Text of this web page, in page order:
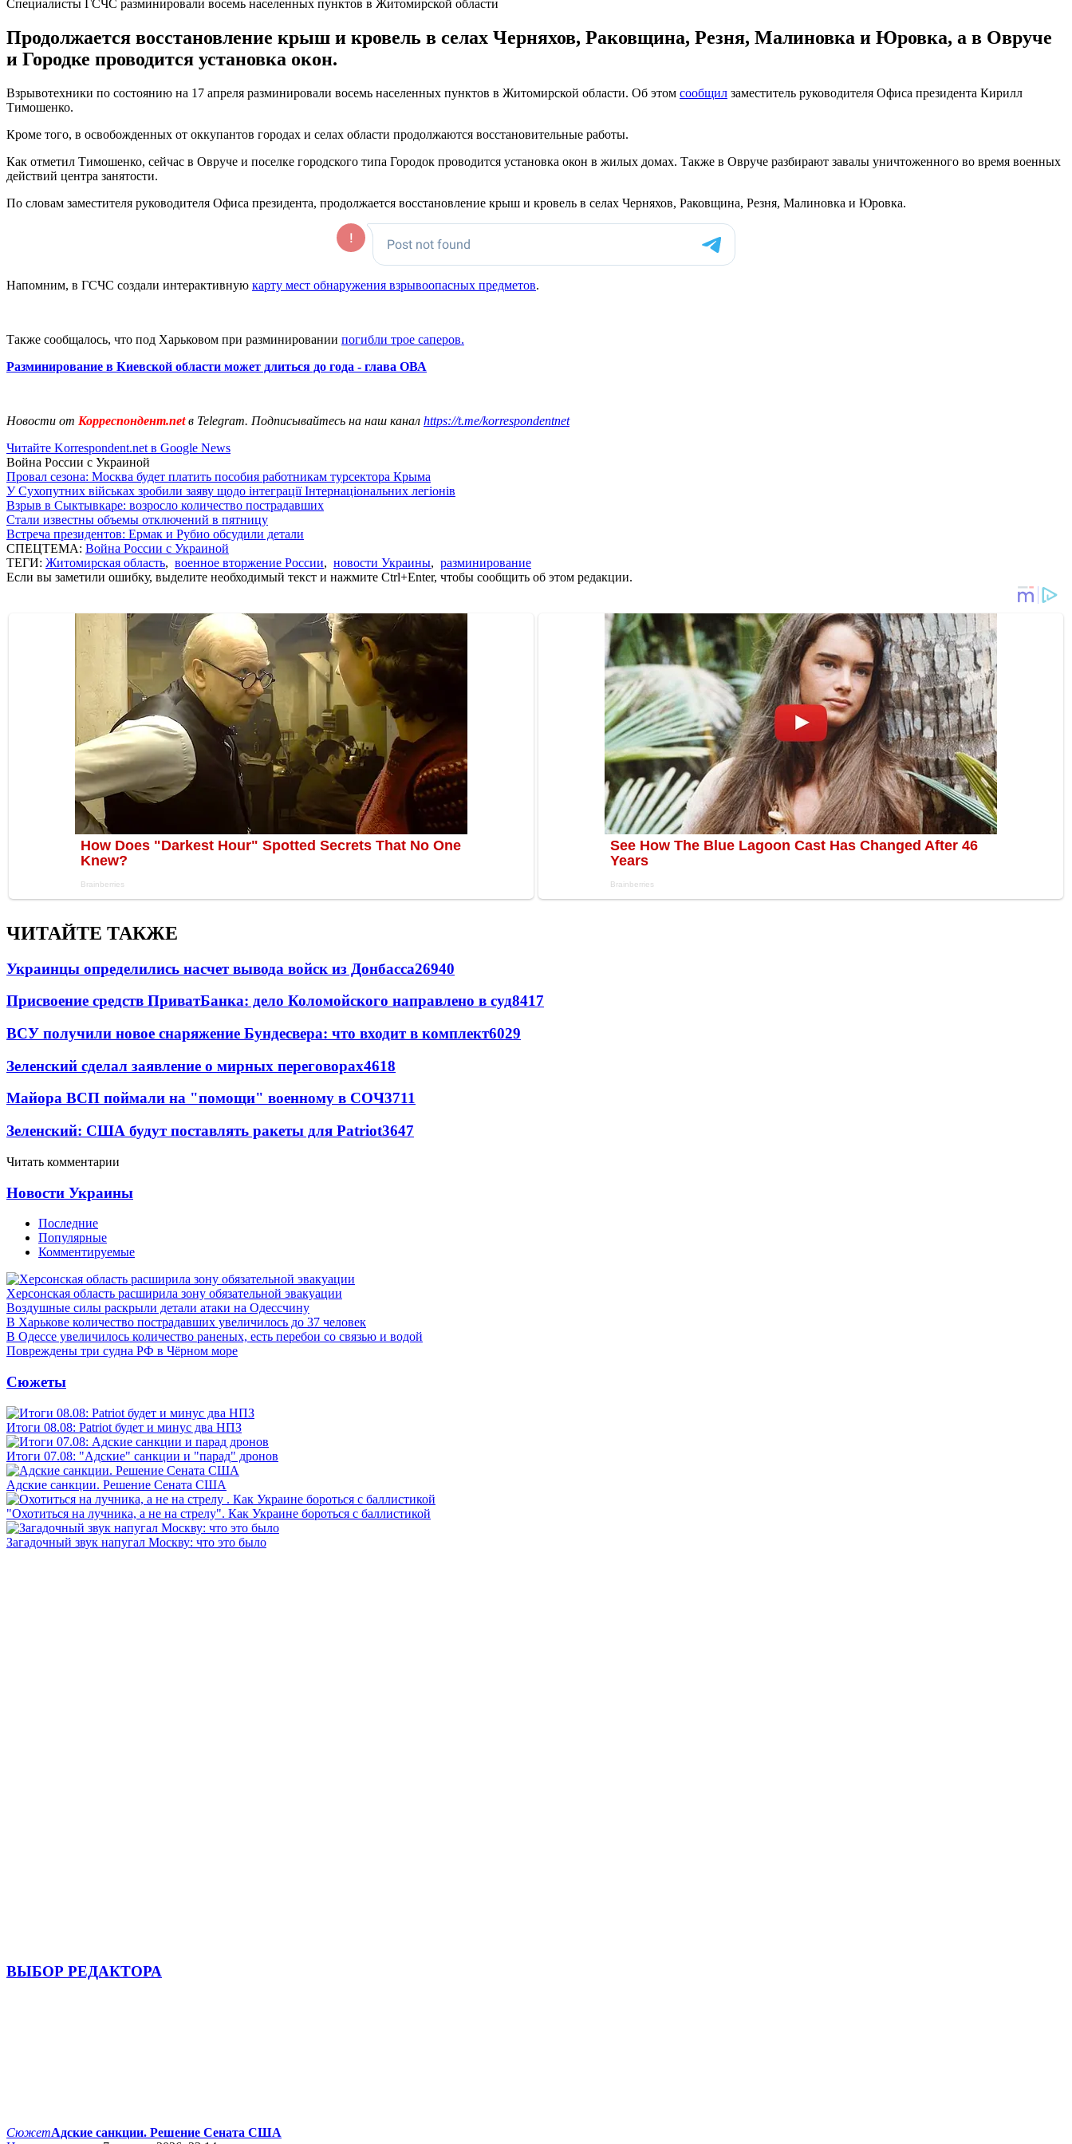
Специалисты ГСЧС разминировали восемь населенных пунктов в Житомирской области
Продолжается восстановление крыш и кровель в селах Черняхов, Раковщина, Резня, Малиновка и Юровка, а в Овруче
и Городке проводится установка окон.
Взрывотехники по состоянию на 17 апреля разминировали восемь населенных пунктов в Житомирской области. Об этом сообщил заместитель руководителя Офиса президента Кирилл
Тимошенко.
Кроме того, в освобожденных от оккупантов городах и селах области продолжаются восстановительные работы.
Как отметил Тимошенко, сейчас в Овруче и поселке городского типа Городок проводится установка окон в жилых домах. Также в Овруче разбирают завалы уничтоженного во время военных
действий центра занятости.
По словам заместителя руководителя Офиса президента, продолжается восстановление крыш и кровель в селах Черняхов, Раковщина, Резня, Малиновка и Юровка.
Напомним, в ГСЧС создали интерактивную карту мест обнаружения взрывоопасных предметов.
Также сообщалось, что под Харьковом при разминировании погибли трое саперов.
Разминирование в Киевской области может длиться до года - глава ОВА
Новости от Корреспондент.netв Telegram. Подписывайтесь на наш канал https://t.me/korrespondentnet
Читайте Korrespondent.net в Google News
Война России с Украиной
Провал сезона: Москва будет платить пособия работникам турсектора Крыма
У Сухопутних військах зробили заяву щодо інтеграції Інтернаціональних легіонів
Взрыв в Сыктывкаре: возросло количество пострадавших
Стали известны объемы отключений в пятницу
Встреча президентов: Ермак и Рубио обсудили детали
СПЕЦТЕМА: Война России с Украиной
ТЕГИ: Житомирская область, военное вторжение России, новости Украины, разминирование
Если вы заметили ошибку, выделите необходимый текст и нажмите Ctrl+Enter, чтобы сообщить об этом редакции.
ЧИТАЙТЕ ТАКЖЕ
Украинцы определились насчет вывода войск из Донбасса26940
Присвоение средств ПриватБанка: дело Коломойского направлено в суд8417
ВСУ получили новое снаряжение Бундесвера: что входит в комплект6029
Зеленский сделал заявление о мирных переговорах4618
Майора ВСП поймали на "помощи" военному в СОЧ3711
Зеленский: США будут поставлять ракеты для Patriot3647
Читать комментарии
Новости Украины
Последние
Популярные
Комментируемые
Херсонская область расширила зону обязательной эвакуации
Воздушные силы раскрыли детали атаки на Одессчину
В Харькове количество пострадавших увеличилось до 37 человек
В Одессе увеличилось количество раненых, есть перебои со связью и водой
Повреждены три судна РФ в Чёрном море
Сюжеты
Итоги 08.08: Patriot будет и минус два НПЗ
Итоги 07.08: "Адские" санкции и "парад" дронов
Адские санкции. Решение Сената США
"Охотиться на лучника, а не на стрелу". Как Украине бороться с баллистикой
Загадочный звук напугал Москву: что это было
ВЫБОР РЕДАКТОРА
СюжетАдские санкции. Решение Сената США